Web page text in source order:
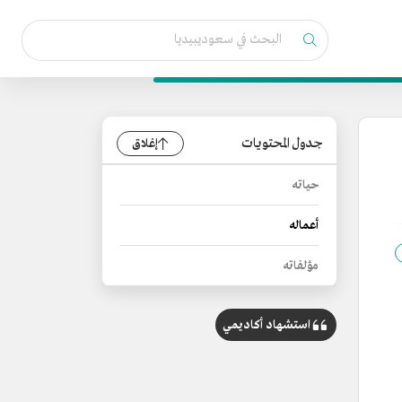
جدول المحتويات إغلاق
حياته
أعماله
مؤلفاته
استشهاد أكاديمي